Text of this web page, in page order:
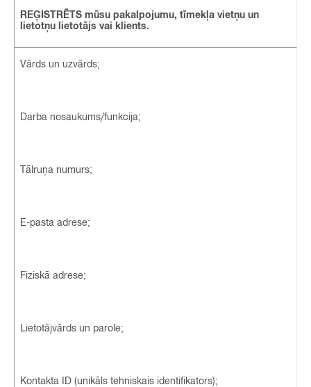
REĢISTRĒTS mūsu pakalpojumu, tīmekļa vietņu un
lietotņu lietotājs vai klients.
Vārds un uzvārds;
Darba nosaukums/funkcija;
Tālruņa numurs;
E-pasta adrese;
Fiziskā adrese;
Lietotājvārds un parole;
Kontakta ID (unikāls tehniskais identifikators);